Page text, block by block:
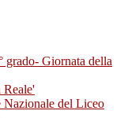
grado- Giornata della
Reale'
del Liceo